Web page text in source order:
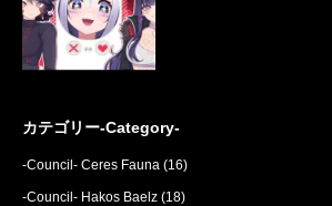
カテゴリー-Category-
-Council- Ceres Fauna (16)
-Council- Hakos Baelz (18)